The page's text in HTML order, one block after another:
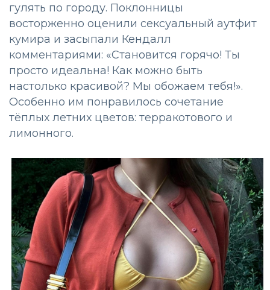
гулять по городу. Поклонницы
восторженно оценили сексуальный аутфит
кумира и засыпали Кендалл
комментариями: «Становится горячо! Ты
просто идеальна! Как можно быть
настолько красивой? Мы обожаем тебя!».
Особенно им понравилось сочетание
тёплых летних цветов: терракотового и
лимонного.